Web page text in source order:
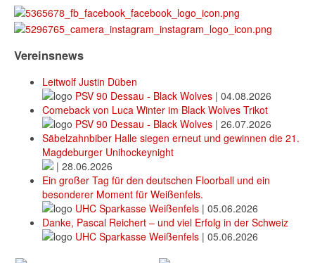
Vereinsnews
Leitwolf Justin Düben
PSV 90 Dessau - Black Wolves | 04.08.2026
Comeback von Luca Winter im Black Wolves Trikot
PSV 90 Dessau - Black Wolves | 26.07.2026
Säbelzahnbiber Halle siegen erneut und gewinnen die 21.
Magdeburger Unihockeynight
| 28.06.2026
Ein großer Tag für den deutschen Floorball und ein
besonderer Moment für Weißenfels.
UHC Sparkasse Weißenfels | 05.06.2026
Danke, Pascal Reichert – und viel Erfolg in der Schweiz
UHC Sparkasse Weißenfels | 05.06.2026